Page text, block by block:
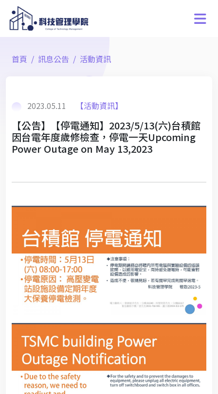
首頁 訊息公告 活動資訊
2023.05.11 【活動資訊】
【公告】【停電通知】2023/5/13(六)台積館
因台電年度歲修檢查，停電一天Upcoming
Power Outage on May 13,2023